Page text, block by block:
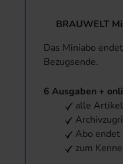
BRAUWELT
Das Miniabo
Bezugsende.
6 Ausgaben +
alle
Abo endet
zum